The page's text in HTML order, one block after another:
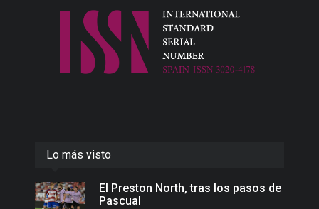
Lo más visto
El Preston North, tras los pasos de
Pascual